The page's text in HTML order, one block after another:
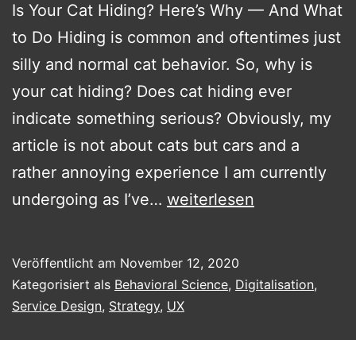
Is Your Cat Hiding? Here’s Why — And What
to Do Hiding is common and oftentimes just
silly and normal cat behavior. So, why is
your cat hiding? Does cat hiding ever
indicate something serious? Obviously, my
article is not about cats but cars and a
rather annoying experience I am currently
undergoing as I’ve… Uncertainty
weiterlesen
Veröffentlicht am November 12, 2020
Kategorisiert als Behavioral Science, Digitalisation,
Service Design, Strategy, UX